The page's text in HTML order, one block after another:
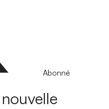
Abonné